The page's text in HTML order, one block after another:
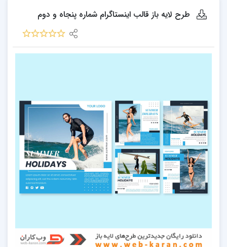
طرح لایه باز قالب اینستاگرام شماره پنجاه و دوم